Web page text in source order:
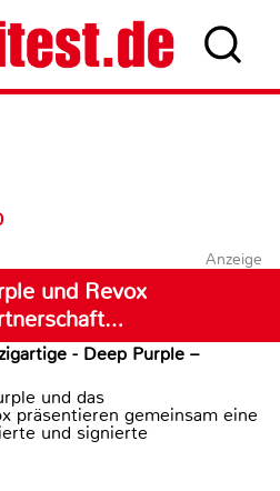
Anzeige
und Revox
- Deep Purple –
und das
präsentieren gemeinsam eine
und signierte